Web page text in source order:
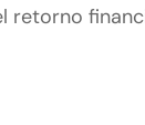
retorno